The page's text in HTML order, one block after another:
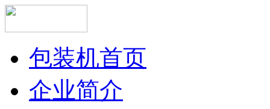
包装机首页
企业简介